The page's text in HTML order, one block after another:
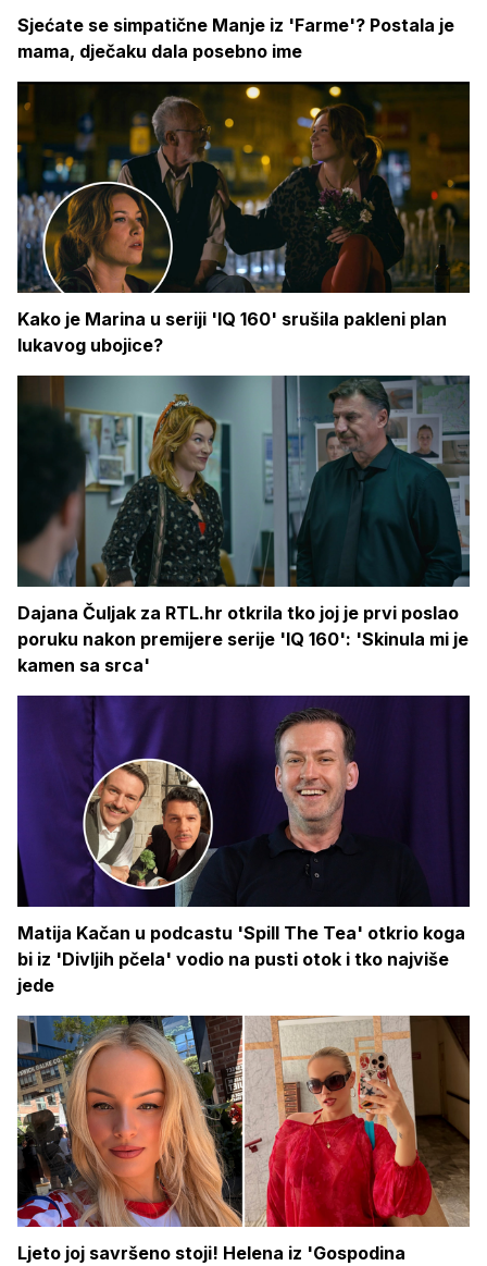
Sjećate se simpatične Manje iz 'Farme'? Postala je
mama, dječaku dala posebno ime
Kako je Marina u seriji 'IQ 160' srušila pakleni plan
lukavog ubojice?
Dajana Čuljak za RTL.hr otkrila tko joj je prvi poslao
poruku nakon premijere serije 'IQ 160': 'Skinula mi je
kamen sa srca'
Matija Kačan u podcastu 'Spill The Tea' otkrio koga
bi iz 'Divljih pčela' vodio na pusti otok i tko najviše
jede
Ljeto joj savršeno stoji! Helena iz 'Gospodina